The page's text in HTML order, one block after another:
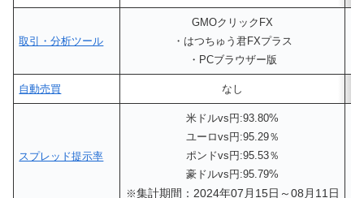
取引・分析ツール
GMOクリックFX
・はつちゅう君FXプラス
・PCブラウザー版
自動売買 なし
スプレッド提示率
米ドルvs円:93.80%
ユーロvs円:95.29％
ポンドvs円:95.53％
豪ドルvs円:95.79%
※集計期間：2024年07月15日～08月11日